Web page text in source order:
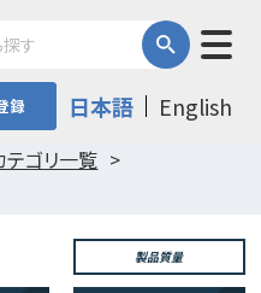
録 日本語 English
テゴリ一覧
製品質量